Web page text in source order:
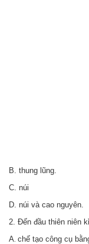
B. thung lũng.
C. núi
D. núi và cao nguyên.
2. Đến đầu thiên niên
A chế tạo công cụ